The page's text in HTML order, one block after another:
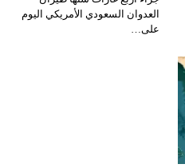
العدوان السعودي الأمريكي اليوم
على…